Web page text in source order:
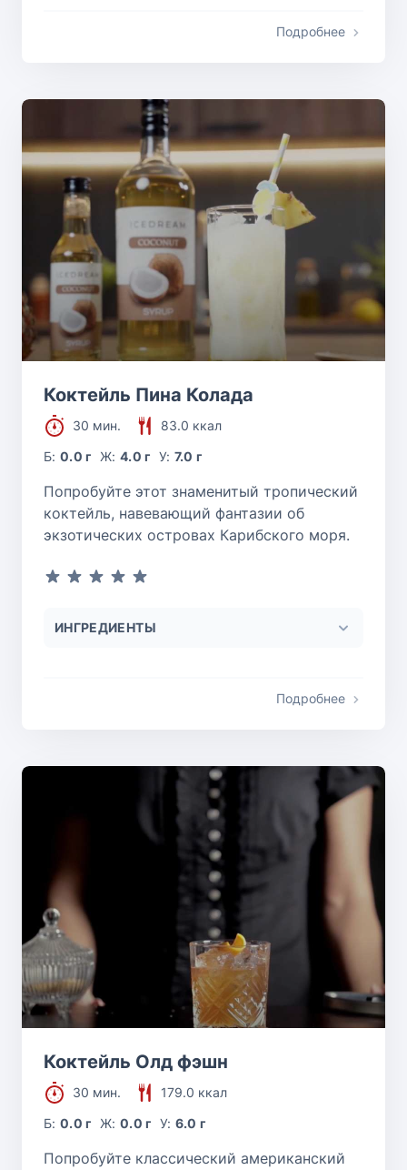
Подробнее
Коктейль Пина Колада
30 мин.
83.0 ккал
Б:0.0 г Ж: 4.0 г У: 7.0 г
Попробуйте этот знаменитый тропический
коктейль, навевающий фантазии об
экзотических островах Карибского моря.
ИНГРЕДИЕНТЫ
Подробнее
Коктейль Олд фэшн
30 мин.
179.0 ккал
Б:0.0 г Ж: 0.0 г У: 6.0 г
Попробуйте классический американский